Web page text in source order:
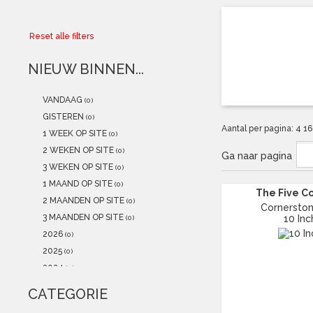
Kadobonnen
POSTERS(NEW)
Alle artikelen
Reset alle filters
NIEUW BINNEN...
VANDAAG (0)
GISTEREN (0)
1 WEEK OP SITE (0)
2 WEKEN OP SITE (0)
3 WEKEN OP SITE (0)
1 MAAND OP SITE (0)
2 MAANDEN OP SITE (0)
3 MAANDEN OP SITE (0)
2026 (0)
2025 (0)
2024 (0)
2022 (0)
CATEGORIE
Aantal per pagina: 4 16
Ga naar pagina
The Five
10